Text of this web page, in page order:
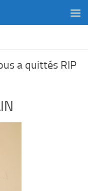
a quittés RIP